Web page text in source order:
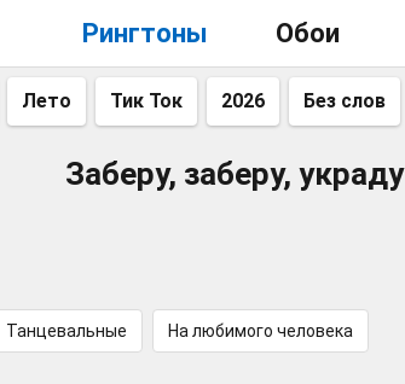
Рингтоны Обои
Лето Тик Ток 2026 Без слов
Заберу, заберу, украду
Танцевальные На любимого человека